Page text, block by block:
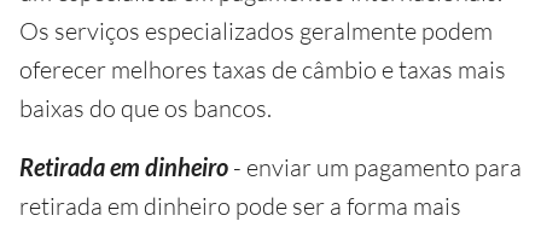
Os serviços especializados geralmente podem
oferecer melhores taxas de câmbio e taxas mais
baixas do que os bancos.
Retirada em dinheiro - enviar um pagamento para
retirada em dinheiro pode ser a forma mais